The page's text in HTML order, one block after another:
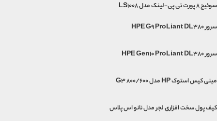
سوئیچ ۸ پورت تی پی-لینک مدل LS1008
سرور HPE G9 ProLiant DL380
سرور HPE Gen10 ProLiant DL380
مینی‌ کیس استوک HP مدل G3 800/600
کیف پول سخت افزاری لجر مدل نانو اس پلاس